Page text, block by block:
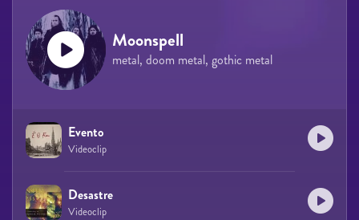
Moonspell
metal, doom metal, gothic metal
Evento
Videoclip
Desastre
Videoclip